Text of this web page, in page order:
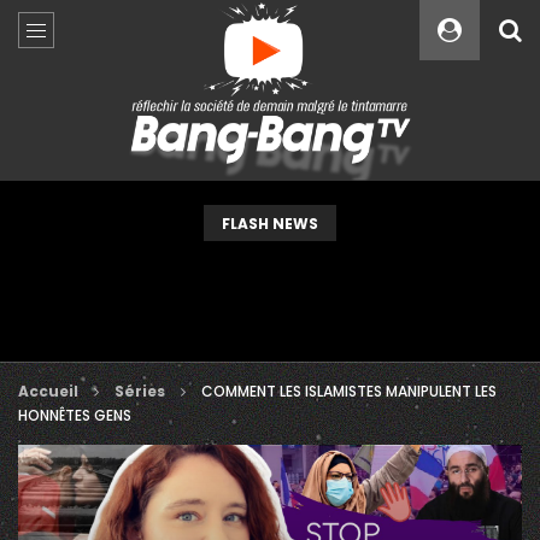
FLASH NEWS
Accueil Séries
COMMENT LES ISLAMISTES MANIPULENT LES
HONNÊTES GENS
Custom Amount
VEUILLEZ PATIENTER...